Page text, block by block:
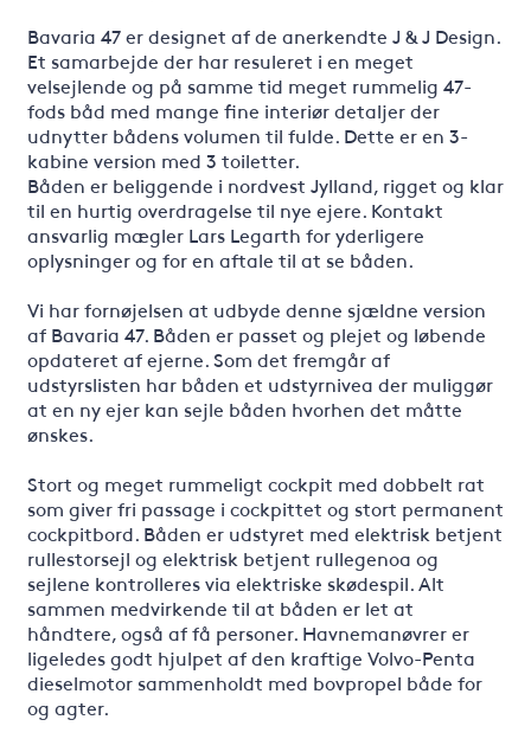
Bavaria 47 er designet af de anerkendte J & J Design.
Et samarbejde der har resuleret i en meget
velsejlende og på samme tid meget rummelig 47-
fods båd med mange fine interiør detaljer der
udnytter bådens volumen til fulde. Dette er en 3-
kabine version med 3 toiletter.
Båden er beliggende i nordvest Jylland, rigget og klar
til en hurtig overdragelse til nye ejere. Kontakt
ansvarlig mægler Lars Legarth for yderligere
oplysninger og for en aftale til at se båden.
Vi har fornøjelsen at udbyde denne sjældne version
af Bavaria 47. Båden er passet og plejet og løbende
opdateret af ejerne. Som det fremgår af
udstyrslisten har båden et udstyrnivea der muliggør
at en ny ejer kan sejle båden hvorhen det måtte
ønskes.
Stort og meget rummeligt cockpit med dobbelt rat
som giver fri passage i cockpittet og stort permanent
cockpitbord. Båden er udstyret med elektrisk betjent
rullestorsejl og elektrisk betjent rullegenoa og
sejlene kontrolleres via elektriske skødespil. Alt
sammen medvirkende til at båden er let at
håndtere, også af få personer. Havnemanøvrer er
ligeledes godt hjulpet af den kraftige Volvo-Penta
dieselmotor sammenholdt med bovpropel både for
og agter.